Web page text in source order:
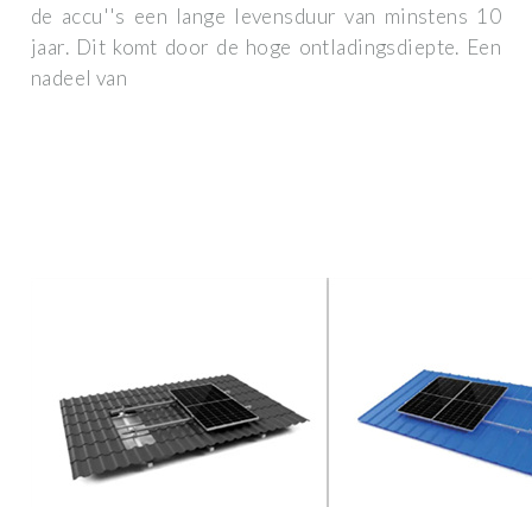
de accu''s een lange levensduur van minstens 10
jaar. Dit komt door de hoge ontladingsdiepte. Een
nadeel van